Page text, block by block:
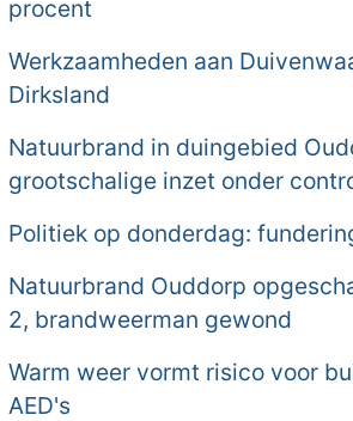
procent
Werkzaamheden aan
Dirksland
Natuurbrand in duingebied
grootschalige inzet onder
Politiek op donderdag:
Natuurbrand Ouddorp
2, brandweerman gewond
Warm weer vormt risico voor
AED's